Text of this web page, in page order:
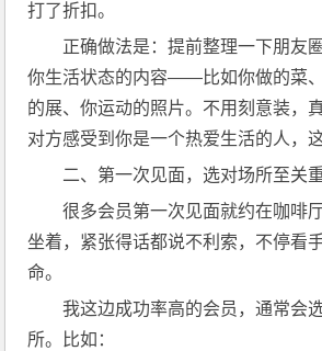
打了折扣。
正确做法是：提前整理一下朋友
你生活状态的内容——比如你做的菜
的展、你运动的照片。不用刻意装，
对方感受到你是一个热爱生活的人，
二、第一次见面，选对场所至关
很多会员第一次见面就约在咖啡
坐着，紧张得话都说不利索，不停看
命。
我这边成功率高的会员，通常会
所。比如：